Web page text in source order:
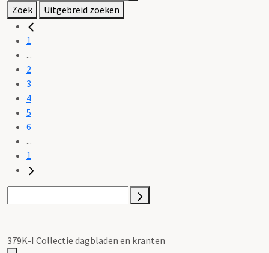
Zoek Uitgebreid zoeken
1
...
2
3
4
5
6
...
1
379K-I Collectie dagbladen en kranten